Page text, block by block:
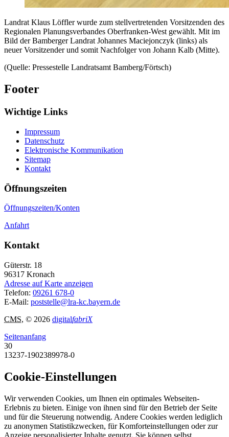
Landrat Klaus Löffler wurde zum stellvertretenden Vorsitzenden des
Regionalen Planungsverbandes Oberfranken-West gewählt. Mit im
Bild der Bamberger Landrat Johannes Maciejonczyk (links) als
neuer Vorsitzender und somit Nachfolger von Johann Kalb (Mitte).
(Quelle: Pressestelle Landratsamt Bamberg/Förtsch)
Footer
Wichtige Links
Impressum
Datenschutz
Elektronische Kommunikation
Sitemap
Kontakt
Öffnungszeiten
Öffnungszeiten/Konten
Anfahrt
Kontakt
Güterstr. 18
96317 Kronach
Adresse auf Karte anzeigen
Telefon: 09261 678-0
E-Mail: poststelle@lra-kc.bayern.de
CMS, © 2026 digitalfabriX
Seitenanfang
30
13237-1902389978-0
Cookie-Einstellungen
Wir verwenden Cookies, um Ihnen ein optimales Webseiten-
Erlebnis zu bieten. Einige von ihnen sind für den Betrieb der Seite
und für die Steuerung notwendig. Andere Cookies werden lediglich
zu anonymen Statistikzwecken, für Komforteinstellungen oder zur
Anzeige personalisierter Inhalte genutzt. Sie können selbst